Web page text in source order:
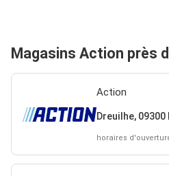
Magasins Action près
Action
Dreuilhe, 09300
horaires